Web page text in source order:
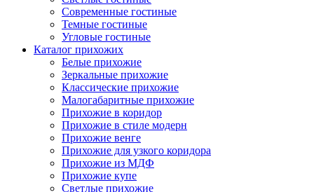
Современные гостиные
Темные гостиные
Угловые гостиные
Каталог прихожих
Белые прихожие
Зеркальные прихожие
Классические прихожие
Малогабаритные прихожие
Прихожие в коридор
Прихожие в стиле модерн
Прихожие венге
Прихожие для узкого коридора
Прихожие из МДФ
Прихожие купе
Светлые прихожие